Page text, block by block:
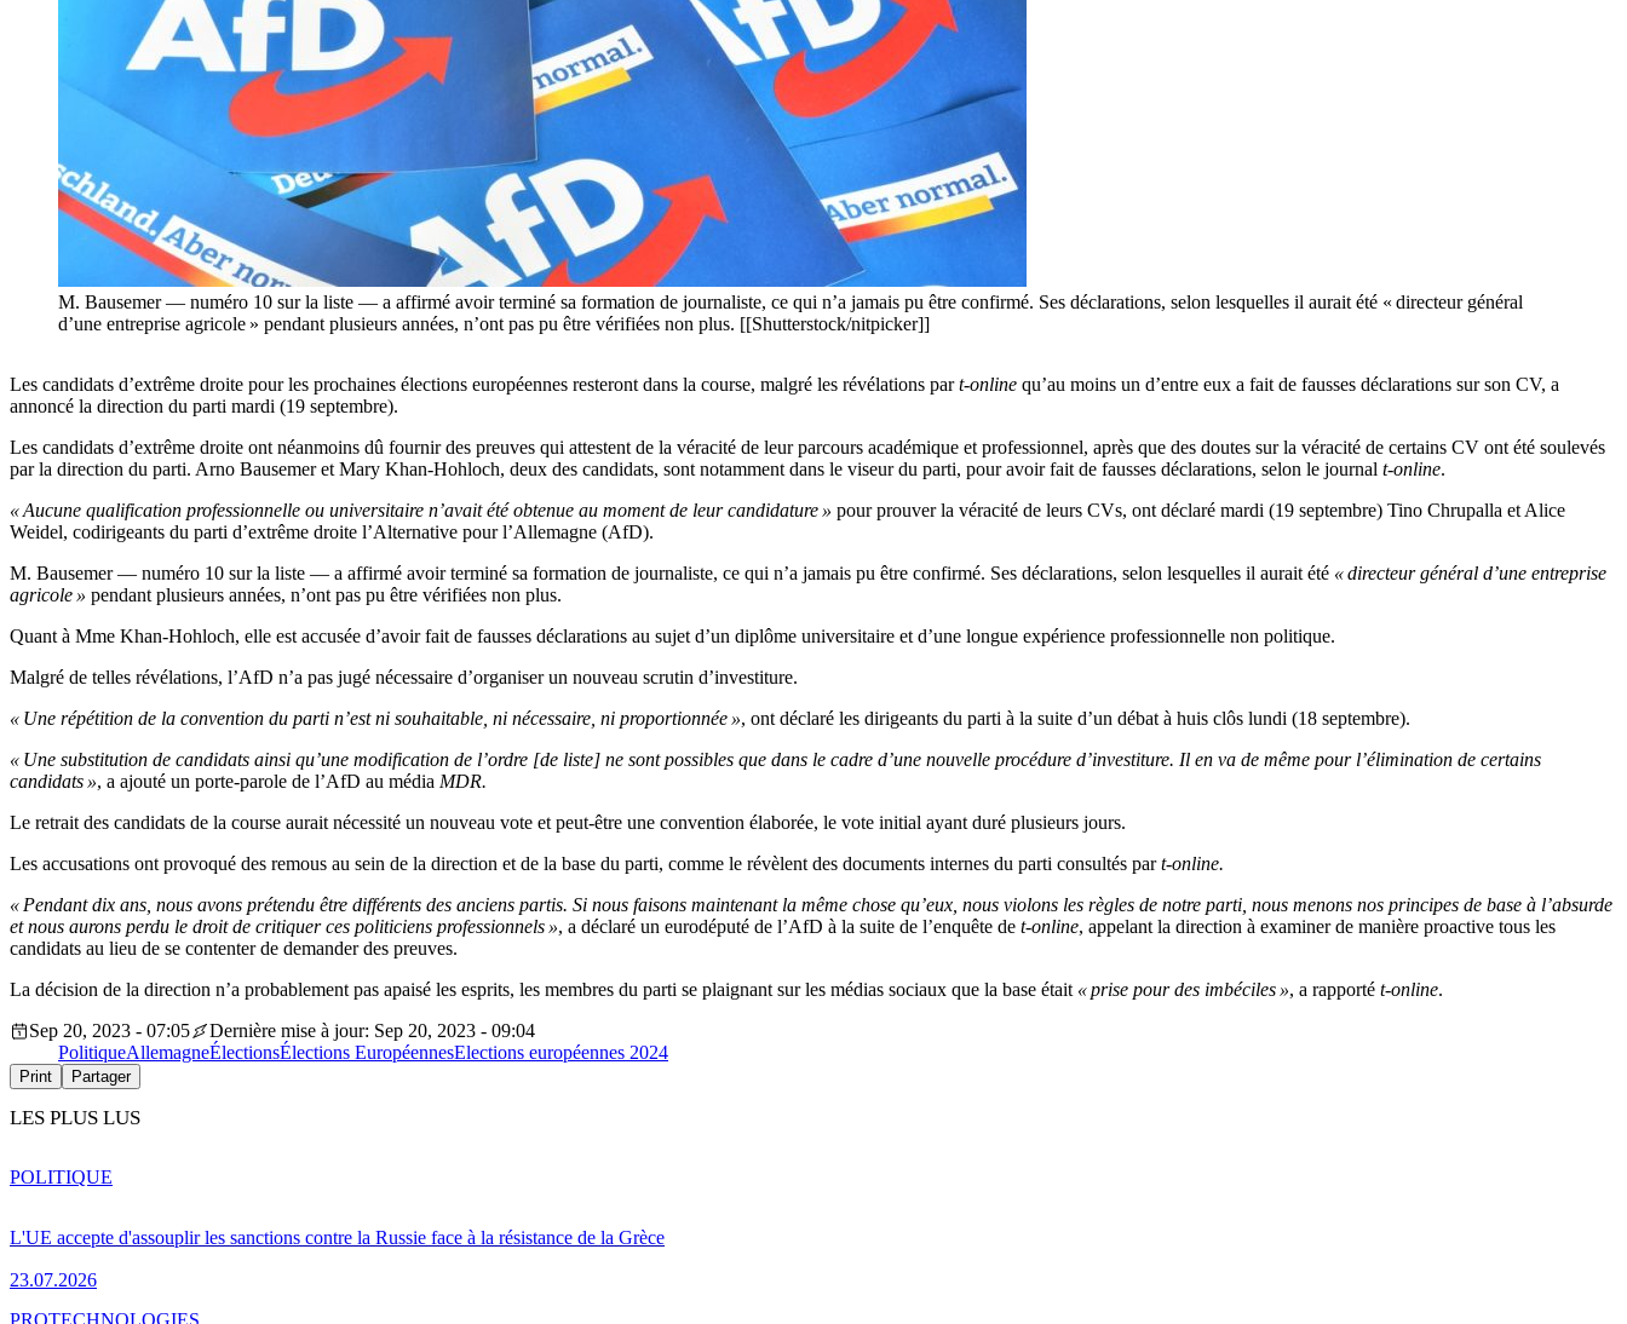
M. Bausemer — numéro 10 sur la liste — a affirmé avoir terminé sa formation de journaliste, ce qui n’a jamais pu être confirmé. Ses déclarations, selon lesquelles il aurait été « directeur général
d’une entreprise agricole » pendant plusieurs années, n’ont pas pu être vérifiées non plus. [[Shutterstock/nitpicker]]
Les candidats d’extrême droite pour les prochaines élections européennes resteront dans la course, malgré les révélations part-online qu’au moins un d’entre eux a fait de fausses déclarations sur son CV, a
annoncé la direction du parti mardi (19 septembre).
Les candidats d’extrême droite ont néanmoins dû fournir des preuves qui attestent de la véracité de leur parcours académique et professionnel, après que des doutes sur la véracité de certains CV ont été soulevés
par la direction du parti. Arno Bausemer et Mary Khan-Hohloch, deux des candidats, sont notamment dans le viseur du parti, pour avoir fait de fausses déclarations, selon le journal t-online.
« Aucune qualification professionnelle ou universitaire n’avait été obtenue au moment de leur candidature » pour prouver la véracité de leurs CVs, ont déclaré mardi (19 septembre) Tino Chrupalla et Alice
Weidel, codirigeants du parti d’extrême droite l’Alternative pour l’Allemagne (AfD).
M. Bausemer — numéro 10 sur la liste — a affirmé avoir terminé sa formation de journaliste, ce qui n’a jamais pu être confirmé. Ses déclarations, selon lesquelles il aurait été « directeur général d’une entreprise
agricole » pendant plusieurs années, n’ont pas pu être vérifiées non plus.
Quant à Mme Khan-Hohloch, elle est accusée d’avoir fait de fausses déclarations au sujet d’un diplôme universitaire et d’une longue expérience professionnelle non politique.
Malgré de telles révélations, l’AfD n’a pas jugé nécessaire d’organiser un nouveau scrutin d’investiture.
« Une répétition de la convention du parti n’est ni souhaitable, ni nécessaire, ni proportionnée », ont déclaré les dirigeants du parti à la suite d’un débat à huis clôs lundi (18 septembre).
« Une substitution de candidats ainsi qu’une modification de l’ordre [de liste] ne sont possibles que dans le cadre d’une nouvelle procédure d’investiture. Il en va de même pour l’élimination de certains
candidats », a ajouté un porte-parole de l’AfD au média MDR.
Le retrait des candidats de la course aurait nécessité un nouveau vote et peut-être une convention élaborée, le vote initial ayant duré plusieurs jours.
Les accusations ont provoqué des remous au sein de la direction et de la base du parti, comme le révèlent des documents internes du parti consultés part-online.
« Pendant dix ans, nous avons prétendu être différents des anciens partis. Si nous faisons maintenant la même chose qu’eux, nous violons les règles de notre parti, nous menons nos principes de base à l’absurde
et nous aurons perdu le droit de critiquer ces politiciens professionnels », a déclaré un eurodéputé de l’AfD à la suite de l’enquête de t-online, appelant la direction à examiner de manière proactive tous les
candidats au lieu de se contenter de demander des preuves.
La décision de la direction n’a probablement pas apaisé les esprits, les membres du parti se plaignant sur les médias sociaux que la base était « prise pour des imbéciles », a rapporté t-online.
Sep 20, 2023 - 07:05
Dernière mise à jour: Sep 20, 2023 - 09:04
PolitiqueAllemagneÉlectionsÉlections EuropéennesElections européennes 2024
Print Partager
LES PLUS LUS
L'UE accepte d'assouplir les sanctions contre la Russie face à la résistance de la Grèce
23.07.2026
POLITIQUE
PROTECHNOLOGIES